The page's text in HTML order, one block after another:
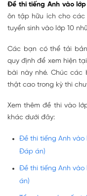
Đề thi tiếng Anh vào lớp
ôn tập hữu ích cho các
tuyển sinh vào lớp 10
Các bạn có thể tải
quy định để xem hiện
bài này nhé. Chúc
thật cao trong kỳ thi
Xem thêm đề thi vào
khác dưới đây:
Đề thi tiếng Anh vào
Đáp án)
Đề thi tiếng Anh vào
án)